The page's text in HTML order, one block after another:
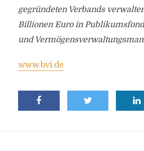
gegründeten Verbands
Billionen Euro in
und
www.bvi.de